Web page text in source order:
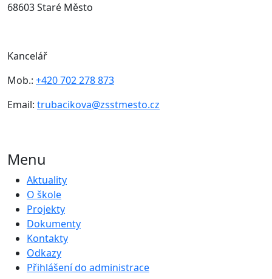
68603 Staré Město
Kancelář
Mob.: +420 702 278 873
Email: trubacikova@zsstmesto.cz
Menu
Aktuality
O škole
Projekty
Dokumenty
Kontakty
Odkazy
Přihlášení do administrace